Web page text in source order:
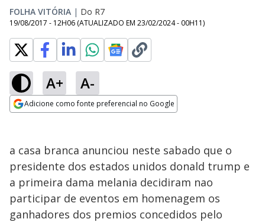
FOLHA VITÓRIA | Do R7
19/08/2017 - 12H06 (ATUALIZADO EM 23/02/2024 - 00H11)
A+ A-
Adicione como fonte preferencial no Google
a casa branca anunciou neste sabado que o
presidente dos estados unidos donald trump e
a primeira dama melania decidiram nao
participar de eventos em homenagem os
ganhadores dos premios concedidos pelo